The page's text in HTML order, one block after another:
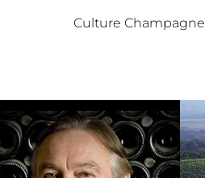
Culture Champagne